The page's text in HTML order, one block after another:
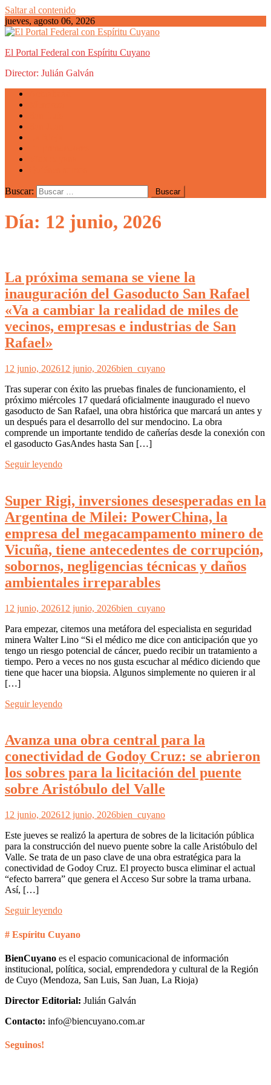
Saltar al contenido
jueves, agosto 06, 2026
El Portal Federal con Espíritu Cuyano
Director: Julián Galván
Buscar:
Día: 12 junio, 2026
La próxima semana se viene la
inauguración del Gasoducto San Rafael
«Va a cambiar la realidad de miles de
vecinos, empresas e industrias de San
Rafael»
12 junio, 202612 junio, 2026bien_cuyano
Tras superar con éxito las pruebas finales de funcionamiento, el
próximo miércoles 17 quedará oficialmente inaugurado el nuevo
gasoducto de San Rafael, una obra histórica que marcará un antes y
un después para el desarrollo del sur mendocino. La obra
comprende un importante tendido de cañerías desde la conexión con
el gasoducto GasAndes hasta San […]
Seguir leyendo
Super Rigi, inversiones desesperadas en la
Argentina de Milei: PowerChina, la
empresa del megacampamento minero de
Vicuña, tiene antecedentes de corrupción,
sobornos, negligencias técnicas y daños
ambientales irreparables
12 junio, 202612 junio, 2026bien_cuyano
Para empezar, citemos una metáfora del especialista en seguridad
minera Walter Lino “Si el médico me dice con anticipación que yo
tengo un riesgo potencial de cáncer, puedo recibir un tratamiento a
tiempo. Pero a veces no nos gusta escuchar al médico diciendo que
tiene que hacer una biopsia. Algunos simplemente no quieren ir al
[…]
Seguir leyendo
Avanza una obra central para la
conectividad de Godoy Cruz: se abrieron
los sobres para la licitación del puente
sobre Aristóbulo del Valle
12 junio, 202612 junio, 2026bien_cuyano
Este jueves se realizó la apertura de sobres de la licitación pública
para la construcción del nuevo puente sobre la calle Aristóbulo del
Valle. Se trata de un paso clave de una obra estratégica para la
conectividad de Godoy Cruz. El proyecto busca eliminar el actual
“efecto barrera” que genera el Acceso Sur sobre la trama urbana.
Así, […]
Seguir leyendo
# Espíritu Cuyano
BienCuyano es el espacio comunicacional de información
institucional, política, social, emprendedora y cultural de la Región
de Cuyo (Mendoza, San Luis, San Juan, La Rioja)
Director Editorial: Julián Galván
Contacto: info@biencuyano.com.ar
Seguinos!